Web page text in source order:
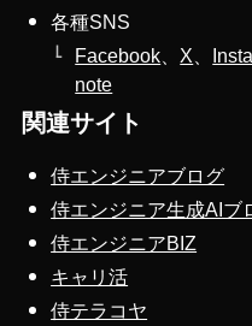
各種SNS
Facebook
X
note
関連サイト
侍エンジニアブログ
侍エンジニア生成AIブ
侍エンジニアBIZ
キャリ活
侍テラコヤ